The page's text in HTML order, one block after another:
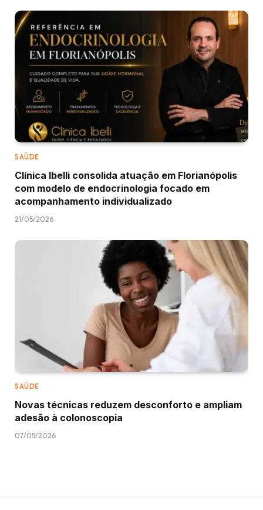
SAÚDE
Clínica Ibelli consolida atuação em Florianópolis
com modelo de endocrinologia focado em
acompanhamento individualizado
21/05/2026
SAÚDE
Novas técnicas reduzem desconforto e ampliam
adesão à colonoscopia
07/05/2026